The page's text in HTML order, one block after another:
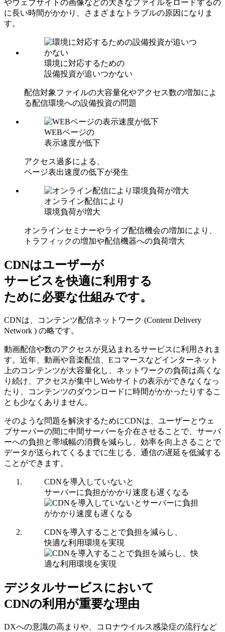
やウェブサイトの画像などの⼤きなファイルをロードするの
に⻑い時間がかかり、さまざまなトラブルの原因になりま
す。
環境に対応するための
設備投資が追いつかない
配信対象ファイルの大容量化やアクセス数の増加によ
る配信環境への設備投資の問題
WEBページの
表示速度が低下
アクセス過多による、
ページ表出速度の低下が発生
オンライン配信により
環境負荷が増大
オンラインセミナーやライブ配信機会の増加により、
トラフィックの増加や配信機器への負荷増大
CDNはユーザーが
サービスを快適に利用する
ために必要な仕組みです。
CDNは、コンテンツ配信ネットワーク (Content Delivery
Network ) の略です。
動画配信や数のアクセスが見込まれるサービスに利用されま
す。近年、動画や音楽配信、Eコマースなどインターネット
上のコンテンツが大容量化し、ネットワークの負荷は高くな
り続け、アクセスが集中しWebサイトの表示ができなくなっ
たり、コンテンツのダウンロードに時間がかかったりするこ
とも少なくありません。
そのような問題を解決するためにCDNは、ユーザーとウェ
ブサーバーの間に中間サーバーを介在させることで、サーバ
ーへの負担と帯域幅の消費を減らし、効率を向上さることで
データが送られてくるまでに生じる、通信の遅延を低減する
ことができます。
CDNを導入していないと
サーバーに負担がかかり速度も遅くなる
CDNを導入することで負担を減らし、
快適な利用環境を実現
デジタルサービスにおいて
CDNの利用が重要な理由
DXへの意識の高まりや、コロナウイルス感染症の流行など